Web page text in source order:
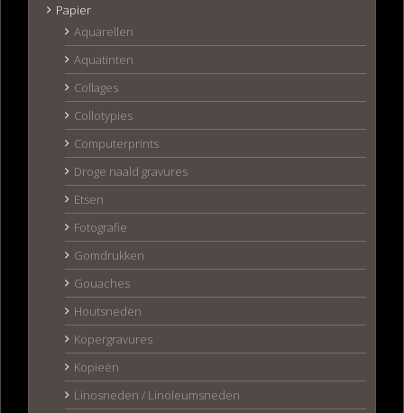
Papier
Aquarellen
Aquatinten
Collages
Collotypies
Computerprints
Droge naald gravures
Etsen
Fotografie
Gomdrukken
Gouaches
Houtsneden
Kopergravures
Kopieën
Linosneden / Linoleumsneden